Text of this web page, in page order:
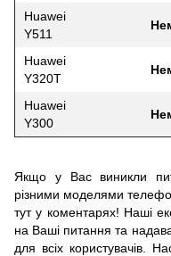
Huawei
Y511
Huawei
Y320T
Huawei
Y300
Якщо у Вас виникли
різними моделями
тут у коментарях! Наші
на Ваші питання та
для всіх користувачів.